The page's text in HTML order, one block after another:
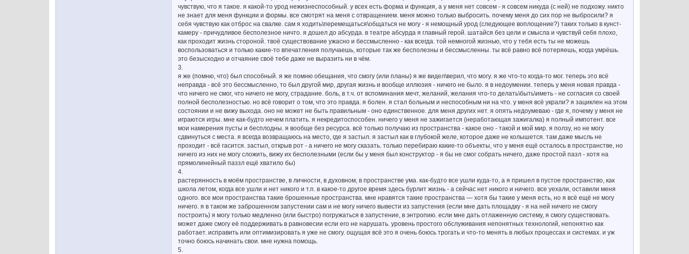
чувствую, что я такое. я какой-то урод нежизнеспособный. у всех есть форма и функция, а у меня нет совсем - я совсем никуда (с ней) не подхожу. никто
не знает для меня функции и формы. все смотрят на меня с отвращением. меня можно только выбросить. почему меня до сих пор не выбросили? я
себя чувствую как отброс на свалке. сам я ходить\перемещаться\общаться не могу - я немощный урод (следующее воплощение?) таких только в кунст-
камеру - причудливое бесполезное ничто. я дошел до абсурда. в театре абсурда я главный герой. шатайся без цели и смысла и чувствуй себя плохо,
как проходит жизнь стороной. твоё существование ужасно и бессмысленно - как всегда. той немногой жизнью, что у тебя есть ты не можешь
воспользоваться и только какие-то впечатления получаешь, которые так же бесполезны и бессмысленны. ты всё равно всё потеряешь, когда умрёшь.
это безысходно и отчаяние своё тебе даже не выразить ни в чём.
3.
я же (помню, что) был способный. я же помню обещания, что смогу (или планы) я же видел\верил, что могу. я же что-то когда-то мог. теперь это всё
неправда - всё это бессмысленно, то был другой мир, другая жизнь и вообще иллюзия - ничего не было. я в недоумении. теперь у меня новая правда -
что ничего не смог, что ничего не могу, страдание. боль, в т.ч. от вспоминания мечт, желаний, желания что-то делать\быть\иметь - не согласия со своей
полной бесполезностью. но всё говорит о том, что это правда. я болен. я стал больным и неспособным ни на что. у меня всё украли? я зациклен на этом
состоянии и не вижу выхода. оно не может не быть правильным - оно единственное. для меня других нет. я опять недоумеваю - где я, почему у меня не
играются игры. мне как-будто нечем платить. я некредитоспособен. ничего у меня не зажигается (неработающая зажигалка) я полный импотент. все
мои намерения пусты и бесплодны. я вообще без ресурса. всё только получаю из пространства - какое оно - такой и мой мир. я ползу, но не могу
сдвинуться с места. я всегда возвращаюсь на место, где я застыл. я застыл как в глубокой желе, которое даже не колышется. там даже мысль не
проходит - всё гасится. застыл, открыв рот - а ничего не могу сказать. только перебираю какие-то объекты, что у меня ещё осталось в пространстве, но
ничего из них не могу сложить, вижу их бесполезными (если бы у меня был конструктор - я бы не смог собрать ничего, даже простой пазл - хотя на
прямолинейный паззл ещё хватило бы)
4.
растерянность в моём пространстве, в личности, в духовном, в пространстве ума. как-будто все ушли куда-то, а я пришел в пустое пространство, как
школа летом, когда все ушли и нет никого и т.п. в какое-то другое время здесь бурлит жизнь - а сейчас нет никого и ничего. все уехали, оставили меня
одного. все мои пространства такие брошенные пространства. мне нравятся такие пространства — хотя бы такие у меня есть, но я всё ещё не могу
ничего. я в таком же заброшенном запустении сам и не могу ничего вывести из запустения (если мне дать площадку - я на ней ничего не смогу
построить) я могу только медленно (или быстро) погружаться в запустение, в энтропию. если мне дать отлаженную систему, я смогу существовать.
может даже смогу её поддерживать в равновесии если его не нарушать. уровень простого обслуживания непонятных технологий, непонятно как
работает. исправить или оптимизировать я уже не смогу. ощущая всё это я очень боюсь трогать и что-то менять в любых процессах и системах. и уж
точно боюсь начинать свои. мне нужна помощь.
5.